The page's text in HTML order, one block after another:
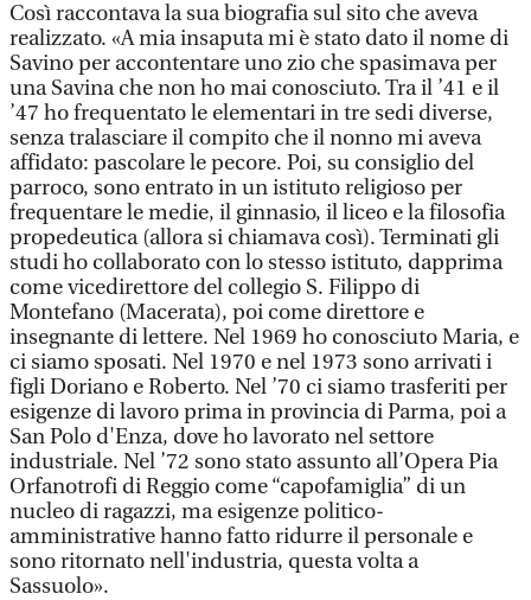
Così raccontava la sua biografia sul sito che aveva
realizzato. «A mia insaputa mi è stato dato il nome di
Savino per accontentare uno zio che spasimava per
una Savina che non ho mai conosciuto. Tra il ’41 e il
’47 ho frequentato le elementari in tre sedi diverse,
senza tralasciare il compito che il nonno mi aveva
affidato: pascolare le pecore. Poi, su consiglio del
parroco, sono entrato in un istituto religioso per
frequentare le medie, il ginnasio, il liceo e la filosofia
propedeutica (allora si chiamava così). Terminati gli
studi ho collaborato con lo stesso istituto, dapprima
come vicedirettore del collegio S. Filippo di
Montefano (Macerata), poi come direttore e
insegnante di lettere. Nel 1969 ho conosciuto Maria, e
ci siamo sposati. Nel 1970 e nel 1973 sono arrivati i
figli Doriano e Roberto. Nel ’70 ci siamo trasferiti per
esigenze di lavoro prima in provincia di Parma, poi a
San Polo d'Enza, dove ho lavorato nel settore
industriale. Nel ’72 sono stato assunto all’Opera Pia
Orfanotrofi di Reggio come “capofamiglia” di un
nucleo di ragazzi, ma esigenze politico-
amministrative hanno fatto ridurre il personale e
sono ritornato nell'industria, questa volta a
Sassuolo».